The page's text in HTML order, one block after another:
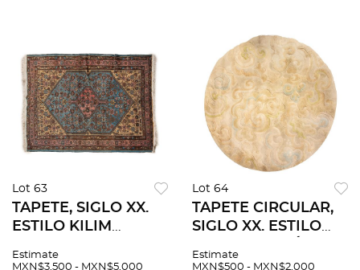
Lot 63
TAPETE, SIGLO XX.
ESTILO KILIM
en fibras de lana y
Estimate
MXN$3,500 - MXN$5,000
Lot 64
TAPETE CIRCULAR,
SIGLO XX. ESTILO
Elaborado en fibras
Estimate
MXN$500 - MXN$2,000